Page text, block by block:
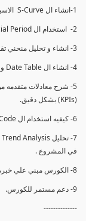
1-انشاء ال S-Curve الاسبوعي و التراكمي للBaseline داخل ال Power BI.
2- استخدام ال Financial Period في عمل التحديثات و حفظها.
3- انشاء و تحليل منحني تقدم المشروع EV% الاسبوعي و التراكمي.
4- انشاء ال Date Table و شرح كيفيه ربط الPV% مع ال EV% .
(KPIs) بشكل دقيق.
6- كيفيه استخدام ال Activity Code لعرض تقدم المشروع بأكثر من طريقه .
في المشروع .
8- الكورس مبني علي خبره عمليه .
9- دعم مستمر للكورس.
--------------